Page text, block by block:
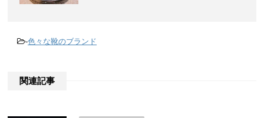
-色々な靴のブランド
関連記事